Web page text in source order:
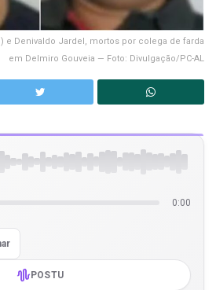
e Denivaldo Jardel, mortos por colega de farda
em Delmiro Gouveia — Foto: Divulgação/PC-AL
0:00
POSTU